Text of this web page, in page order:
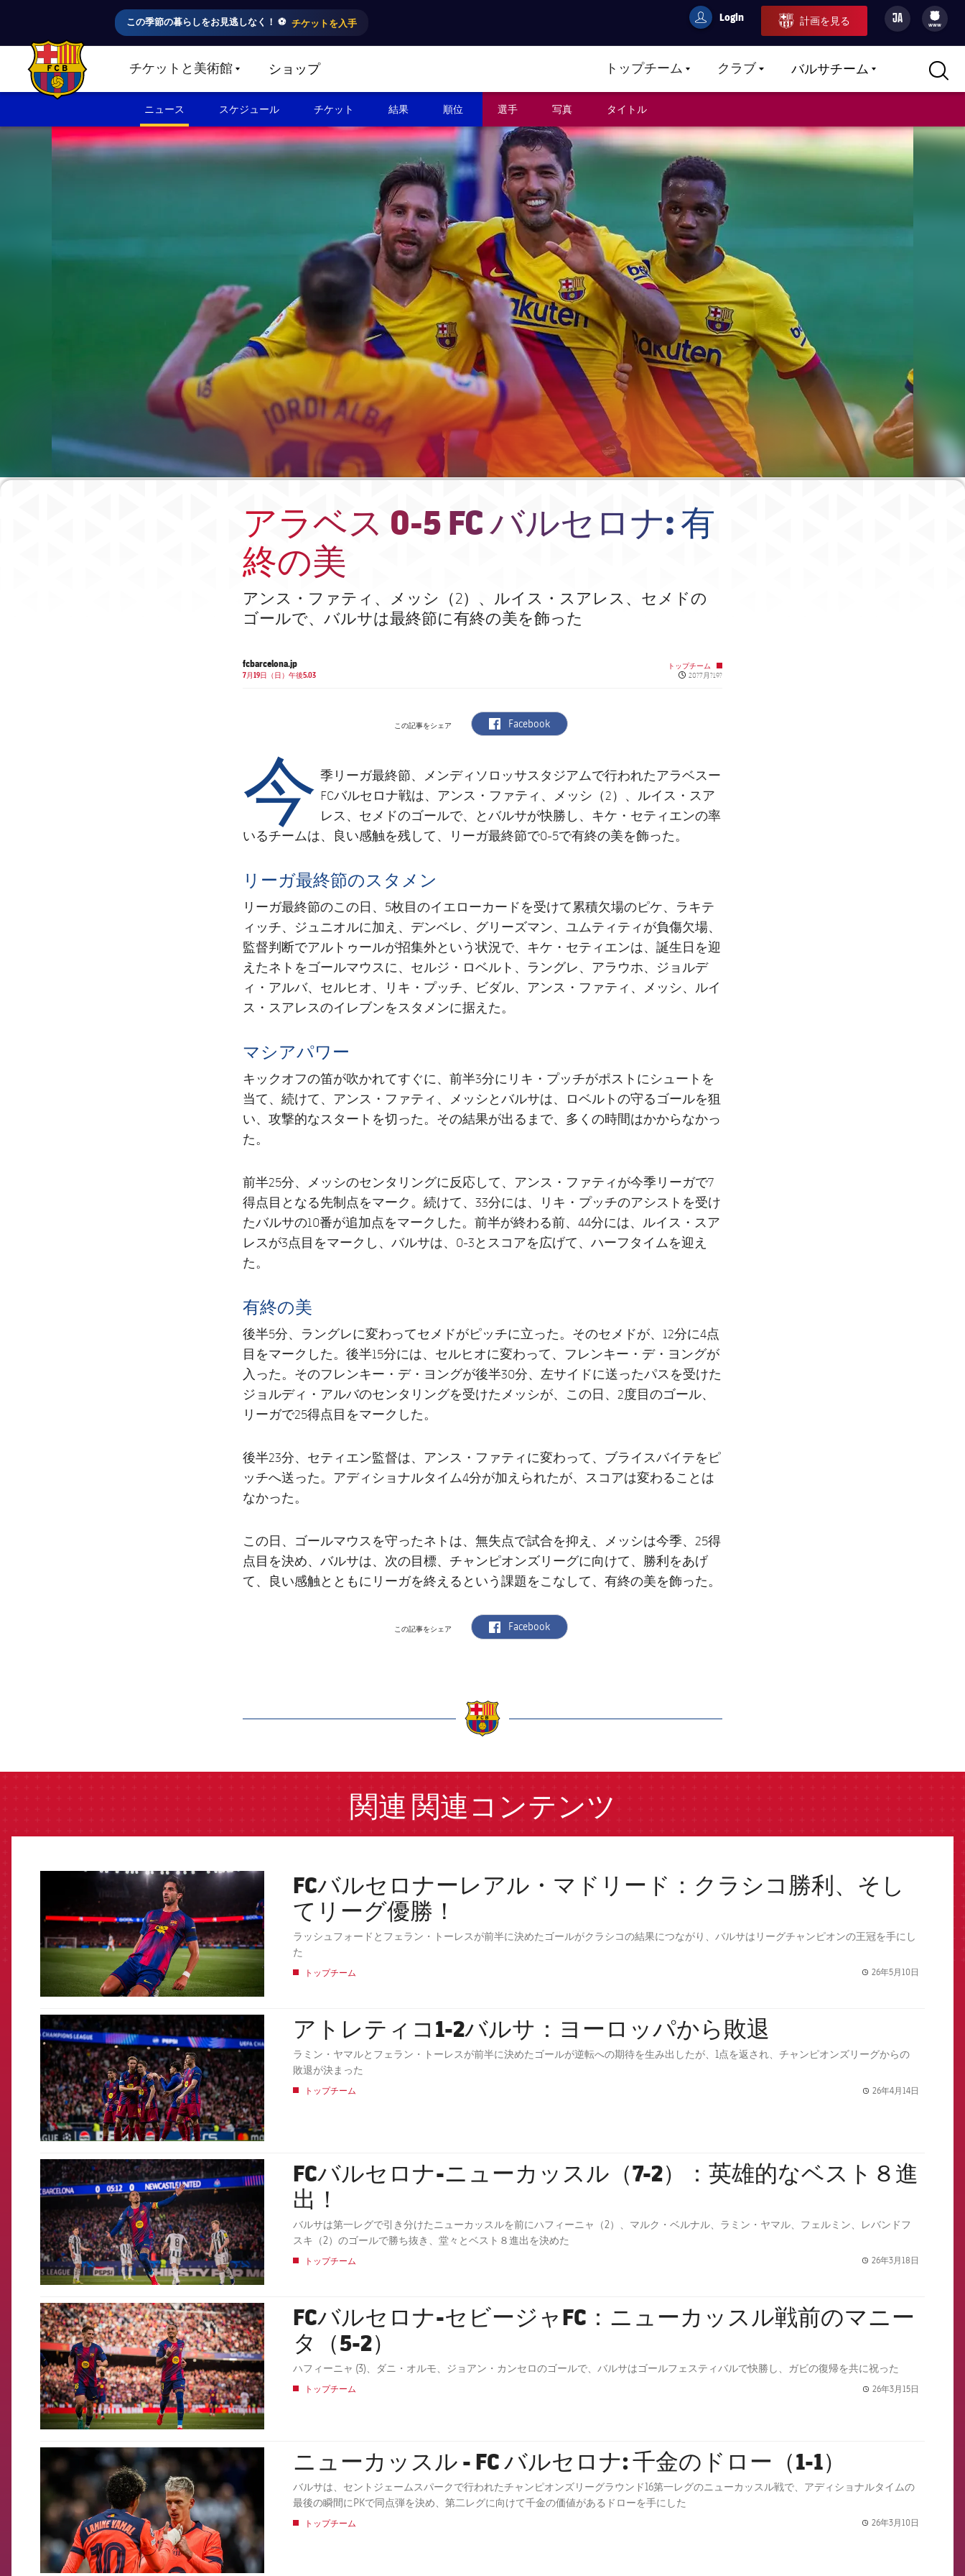
この季節の暮らしをお見逃しなく！ ⚽️ チケットを入手 userCulers
Login 計画を見る JA
filled-badge
www
FC Barcelona club badge チケットと美術館LABEL.SHARE.CARETDOWNショップ トップチームLABEL.ARIA.CARETDOWN
クラブLABEL.ARIA.CARETDOWN
バルサチームLABEL.ARIA.CARETDOWN
ニュース スケジュール チケット 結果 順位 選手 写真 タイトル
アラベス 0-5 FC バルセロナ: 有
終の美
アンス・ファティ、メッシ（2）、ルイス・スアレス、セメドの
ゴールで、バルサは最終節に有終の美を飾った
fcbarcelona.jp
7月19日（日）午後5.03
トップチーム
Published news
20?7月?19?
この記事をシェア label.aria.facebook
Facebook
今 季リーガ最終節、メンディソロッサスタジアムで行われたアラベスー
FCバルセロナ戦は、アンス・ファティ、メッシ（2）、ルイス・スア
レス、セメドのゴールで、とバルサが快勝し、キケ・セティエンの率
いるチームは、良い感触を残して、リーガ最終節で0-5で有終の美を飾った。
リーガ最終節のスタメン
リーガ最終節のこの日、5枚目のイエローカードを受けて累積欠場のピケ、ラキテ
ィッチ、ジュニオルに加え、デンベレ、グリーズマン、ユムティティが負傷欠場、
監督判断でアルトゥールが招集外という状況で、キケ・セティエンは、誕生日を迎
えたネトをゴールマウスに、セルジ・ロベルト、ラングレ、アラウホ、ジョルデ
ィ・アルバ、セルヒオ、リキ・プッチ、ビダル、アンス・ファティ、メッシ、ルイ
ス・スアレスのイレブンをスタメンに据えた。
マシアパワー
キックオフの笛が吹かれてすぐに、前半3分にリキ・プッチがポストにシュートを
当て、続けて、アンス・ファティ、メッシとバルサは、ロベルトの守るゴールを狙
い、攻撃的なスタートを切った。その結果が出るまで、多くの時間はかからなかっ
た。
前半25分、メッシのセンタリングに反応して、アンス・ファティが今季リーガで7
得点目となる先制点をマーク。続けて、33分には、リキ・プッチのアシストを受け
たバルサの10番が追加点をマークした。前半が終わる前、44分には、ルイス・スア
レスが3点目をマークし、バルサは、0-3とスコアを広げて、ハーフタイムを迎え
た。
有終の美
後半5分、ラングレに変わってセメドがピッチに立った。そのセメドが、12分に4点
目をマークした。後半15分には、セルヒオに変わって、フレンキー・デ・ヨングが
入った。そのフレンキー・デ・ヨングが後半30分、左サイドに送ったパスを受けた
ジョルディ・アルバのセンタリングを受けたメッシが、この日、2度目のゴール、
リーガで25得点目をマークした。
後半23分、セティエン監督は、アンス・ファティに変わって、ブライスバイテをピ
ッチへ送った。アディショナルタイム4分が加えられたが、スコアは変わることは
なかった。
この日、ゴールマウスを守ったネトは、無失点で試合を抑え、メッシは今季、25得
点目を決め、バルサは、次の目標、チャンピオンズリーグに向けて、勝利をあげ
て、良い感触とともにリーガを終えるという課題をこなして、有終の美を飾った。
この記事をシェア label.aria.facebook
Facebook
関連 関連コンテンツ
FCB Barcelona badge
FCバルセロナーレアル・マドリード：クラシコ勝利、そし
てリーグ優勝！
ラッシュフォードとフェラン・トーレスが前半に決めたゴールがクラシコの結果につながり、バルサはリーグチャンピオンの王冠を手にし
た
トップチーム 26年5月10日
FCB Barcelona badge アトレティコ1-2バルサ：ヨーロッパから敗退
ラミン・ヤマルとフェラン・トーレスが前半に決めたゴールが逆転への期待を生み出したが、1点を返され、チャンピオンズリーグからの
敗退が決まった
トップチーム 26年4月14日
FCB Barcelona badge
FCバルセロナ-ニューカッスル（7-2）：英雄的なベスト８進
出！
バルサは第一レグで引き分けたニューカッスルを前にハフィーニャ（2）、マルク・ベルナル、ラミン・ヤマル、フェルミン、レバンドフ
スキ（2）のゴールで勝ち抜き、堂々とベスト８進出を決めた
トップチーム 26年3月18日
FCB Barcelona badge
FCバルセロナ-セビージャFC：ニューカッスル戦前のマニー
タ（5-2）
ハフィーニャ (3)、ダニ・オルモ、ジョアン・カンセロのゴールで、バルサはゴールフェスティバルで快勝し、ガビの復帰を共に祝った
トップチーム 26年3月15日
FCB Barcelona badge ニューカッスル - FC バルセロナ: 千金のドロー（1-1）
バルサは、セントジェームスパークで行われたチャンピオンズリーグラウンド16第一レグのニューカッスル戦で、アディショナルタイムの
最後の瞬間にPKで同点弾を決め、第二レグに向けて千金の価値があるドローを手にした
トップチーム 26年3月10日